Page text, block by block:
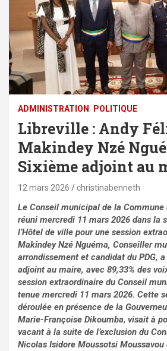
ADMINISTRATION POLITIQUE
Libreville : Andy
Makindey Nzé
Sixième adjoint au
12 mars 2026 christinabenneth
Le Conseil municipal de la Commune
réuni mercredi 11 mars 2026 dans la
l’Hôtel de ville pour une session
Makîndey Nzé Nguéma, Conseiller
arrondissement et candidat du PDG,
adjoint au maire, avec 89,33% des
session extraordinaire du Conseil
tenue mercredi 11 mars 2026. Cette
déroulée en présence de la
Marie-Françoise Dikoumba, visait à
vacant à la suite de l’exclusion du
Nicolas Isidore Moussotsi Moussavou